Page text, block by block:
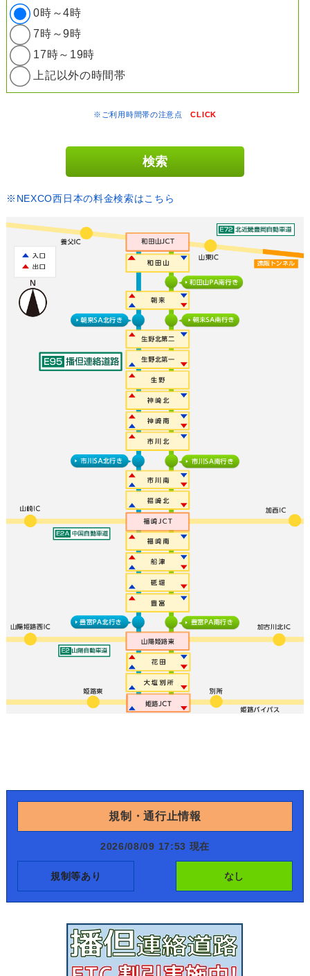
0時～4時
7時～9時
17時～19時
上記以外の時間帯
※ご利用時間帯の注意点CLICK
※NEXCO西日本の料金検索はこちら
規制・通行止情報
2026/08/09 17:53 現在
規制等あり なし